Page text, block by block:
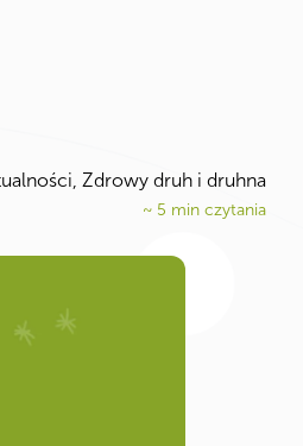
Zdrowy druh i druhna
~ 5 min czytania